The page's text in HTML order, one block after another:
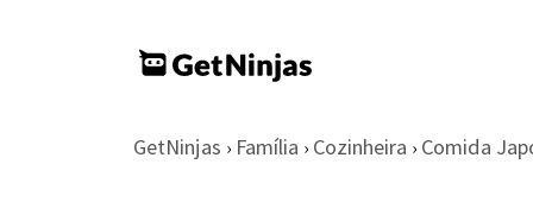
GetNinjas › Família › Cozinheira › Comida